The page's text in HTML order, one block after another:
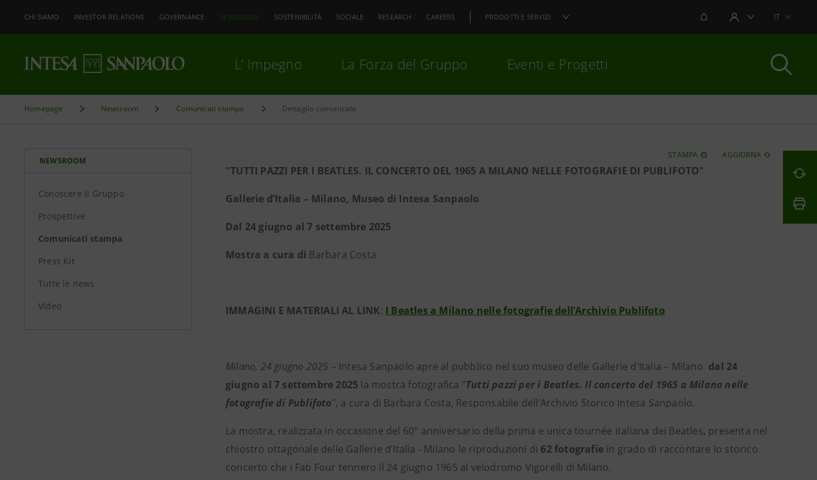
CHI SIAMO INVESTOR RELATIONS GOVERNANCE NEWSROOM SOSTENIBILITÀ SOCIALE RESEARCH CAREERS PRODOTTI E SERVIZI NOTIFICHEAREA UTENTEIT
L’ Impegno La Forza del Gruppo Eventi e Progetti
Homepage Newsroom Comunicati stampa Dettaglio comunicato
NEWSROOM
Conoscere il Gruppo
Prospettive
Comunicati stampa
Press Kit
Tutte le news
Video
STAMPA AGGIORNA
"TUTTI PAZZI PER I BEATLES. IL CONCERTO DEL 1965 A MILANO NELLE FOTOGRAFIE DI PUBLIFOTO"
Gallerie d’Italia – Milano, Museo di Intesa Sanpaolo
Dal 24 giugno al 7 settembre 2025
Mostra a cura di Barbara Costa
IMMAGINI E MATERIALI AL LINK: I Beatles a Milano nelle fotografie dell’Archivio Publifoto
Milano, 24 giugno 2025 – Intesa Sanpaolo apre al pubblico nel suo museo delle Gallerie d’Italia – Milano dal 24
giugno al 7 settembre 2025 la mostra fotografica "Tutti pazzi per i Beatles. Il concerto del 1965 a Milano nelle
fotografie di Publifoto", a cura di Barbara Costa, Responsabile dell’Archivio Storico Intesa Sanpaolo.
La mostra, realizzata in occasione del 60° anniversario della prima e unica tournée italiana dei Beatles, presenta nel
chiostro ottagonale delle Gallerie d’Italia - Milano le riproduzioni di 62 fotografie in grado di raccontare lo storico
concerto che i Fab Four tennero il 24 giugno 1965 al velodromo Vigorelli di Milano.